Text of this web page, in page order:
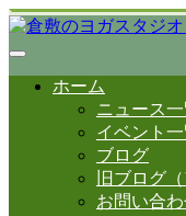
ホーム
ニュース
イベント
ブログ
旧ブログ
お問い合